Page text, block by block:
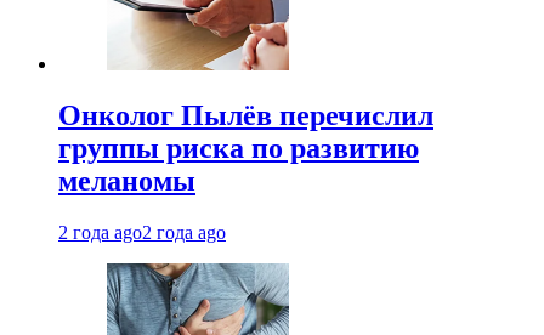
Онколог Пылёв перечислил
группы риска по развитию
меланомы
2 года ago2 года ago